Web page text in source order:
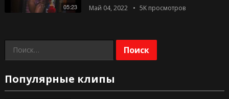
05:23 Май 04, 2022 5Kпросмотров
Найти:
Популярные клипы